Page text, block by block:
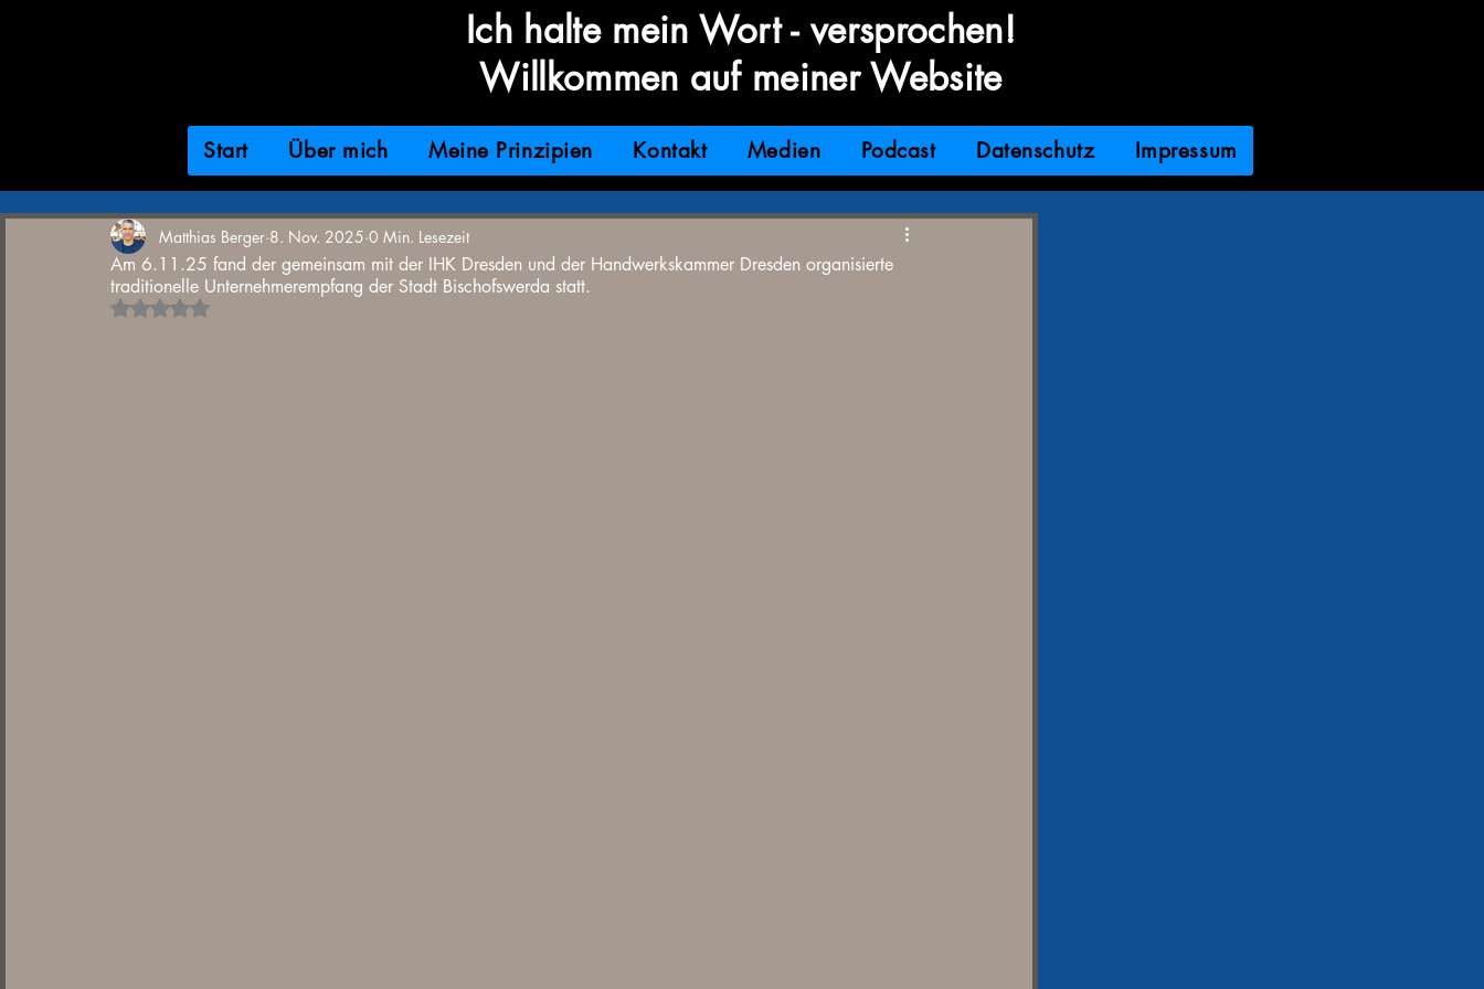
Ich halte mein Wort - versprochen!
Willkommen auf meiner Website
Start Über mich Meine Prinzipien Kontakt Medien Podcast Datenschutz Impressum
Am 6.11.25 fand der gemeinsam mit der IHK Dresden und der Handwerkskammer Dresden organisierte
traditionelle Unternehmerempfang der Stadt Bischofswerda statt.
Matthias Berger 8. Nov. 2025 0 Min. Lesezeit
Mit NaN von 5 Sternen bewertet.